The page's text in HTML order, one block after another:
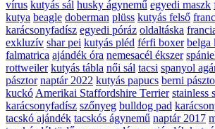
vírus kutyás sál husky ágynemű egyedi maszk
kutya beagle doberman plüss kutyás felső
karácsonyfadísz egyedi póráz oldaltáska
exkluzív shar pei kutyás pléd férfi boxer belga
falmatrica ajándék óra nemesacél ékszer
rottweiler kutyás tábla női sál tacsi spanyol
pásztor naptár 2022 kutyás papucs berni
kuckó Amerikai Staffordshire Terrier stainless
karácsonyfadísz szőnyeg bulldog pad
tacskó ajándék tacskós ágynemű naptár 2017